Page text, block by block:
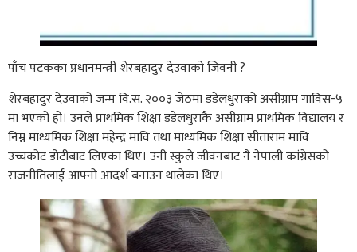
पाँच पटकका प्रधानमन्त्री शेरबहादुर देउवाको जिवनी ?
शेरबहादुर देउवाको जन्म वि.स‌. २००३ जेठमा डडेलधुराको असीग्राम गाविस-५
मा भएको हो। उनले प्राथमिक शिक्षा डडेलधुराकै असीग्राम प्राथमिक विद्यालय र
निम्न माध्यमिक शिक्षा महेन्द्र मावि तथा माध्यमिक शिक्षा सीताराम मावि
उच्चकोट डोटीबाट लिएका थिए। उनी स्कुले जीवनबाट नै नेपाली कांग्रेसको
राजनीतिलाई आफ्नो आदर्श बनाउन थालेका थिए।